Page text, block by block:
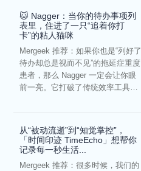
🐱 Nagger：当你的待办事项列
表里，住进了一只“追着你打
卡”的粘人猫咪
Mergeek 推荐：如果你也是“列好了
待办却总是视而不见”的拖延症重度
患者，那么 Nagger 一定会让你眼
前一亮。它打破了传统效率工具冰
从“被动流逝”到“知觉掌控”，
「时间印迹 TimeEcho」想帮你
记录每一秒生活...
Mergeek 推荐：很多时候，我们的